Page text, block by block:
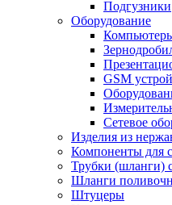
Подгузники
Оборудование
GSM
Сетевое
Изделия из
Компоненты для
Трубки (шланги)
Шланги
Штуцеры